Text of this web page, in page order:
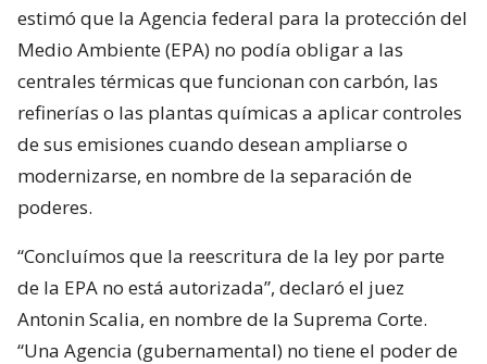
estimó que la Agencia federal para la protección del
Medio Ambiente (EPA) no podía obligar a las
centrales térmicas que funcionan con carbón, las
refinerías o las plantas químicas a aplicar controles
de sus emisiones cuando desean ampliarse o
modernizarse, en nombre de la separación de
poderes.
“Concluímos que la reescritura de la ley por parte
de la EPA no está autorizada”, declaró el juez
Antonin Scalia, en nombre de la Suprema Corte.
“Una Agencia (gubernamental) no tiene el poder de